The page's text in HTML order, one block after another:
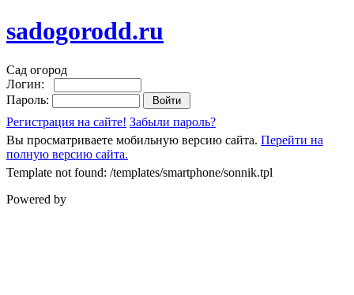
sadogorodd.ru
Сад огород
Логин:
Пароль:
Регистрация на сайте! Забыли пароль?
Вы просматриваете мобильную версию сайта. Перейти на
полную версию сайта.
Template not found: /templates/smartphone/sonnik.tpl
Powered by